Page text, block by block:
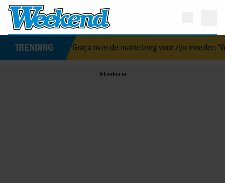
TRENDING
da Graça over de mantelzorg voor zijn moeder: ‘Voor haar zorgen